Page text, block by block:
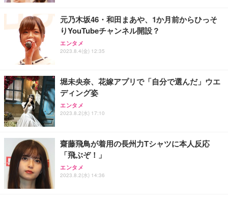
務用 おしゃれ パソコンチェア (ブラック)
Sezlife オフィスチェア デスクチェア 疲れない テレ
ワーク チェア 強化バックレスト 30度ロッキング機
能 人間工学 椅子 腰サポート 90度跳ね上げ式アーム
務用 おしゃれ パソコンチェア (ホワイト)
ANDWINT オフィスチェア デスクチェア 肘なし メ
ッシュ 通気性 ランバーサポート付き 腰サポート ガ
ス圧無段階昇降 360度回転 キャスター付き コンパク
【整備済み品】Dell E2724HS 27インチ 液晶モニタ
ー フルHD（1920×1080）VA 非光沢 HDMI/DisplayP
ort/VGA スピーカー内蔵 高さ調整 スイベル VESA対
【MiniLED/24.5inch/280Hz/FHD】GRAPHT THE S
HOOTER Gaming Monitor 24” Essential ゲーミン
グモニター QD 24.5インチ 1ms FHD 量子ドット 残
Smart Basic(スマートベーシック) 【Amazon.co.jp
限定】 Smart Basic アイリスオーヤマ ペットシーツ
超厚型 お徳用 ワイド 100枚入 (x 1) (ケース販売)
アイリスオーヤマ ペットシーツ 超厚型 お徳用 レギ
ュラー 200枚入【Amazon.co.jp限定】
元乃木坂46・和田まあや、1か月前からひっそ
りYouTubeチャンネル開設？
エンタメ
2023.8.4(金) 12:35
堀未央奈、花嫁アプリで「自分で選んだ」ウエ
ディング姿
エンタメ
2023.8.2(水) 17:10
齋藤飛鳥が着用の長州力Tシャツに本人反応
「飛ぶぞ！」
エンタメ
2023.8.2(水) 14:36